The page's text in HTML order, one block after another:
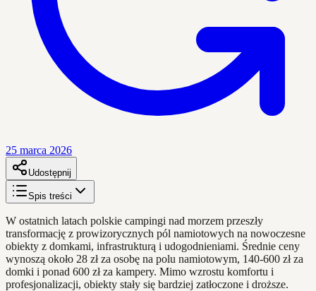
25 marca 2026
Udostępnij
Spis treści
W ostatnich latach polskie campingi nad morzem przeszły
transformację z prowizorycznych pól namiotowych na nowoczesne
obiekty z domkami, infrastrukturą i udogodnieniami. Średnie ceny
wynoszą około 28 zł za osobę na polu namiotowym, 140-600 zł za
domki i ponad 600 zł za kampery. Mimo wzrostu komfortu i
profesjonalizacji, obiekty stały się bardziej zatłoczone i droższe.